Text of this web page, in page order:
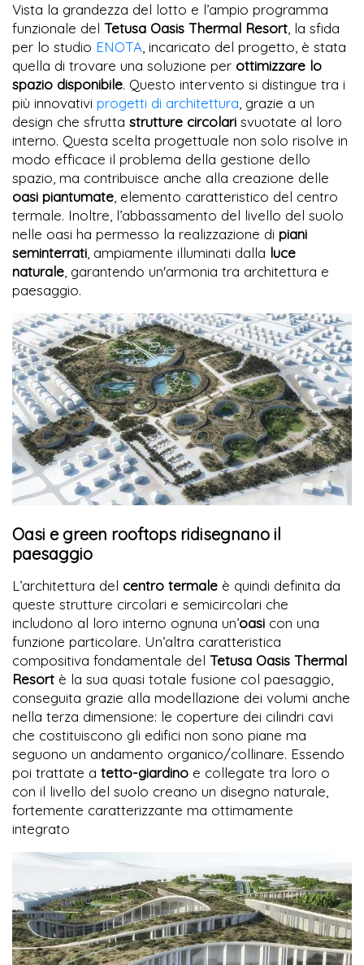
Vista la grandezza del lotto e l’ampio programma
funzionale del Tetusa Oasis Thermal Resort, la sfida
per lo studio ENOTA, incaricato del progetto, è stata
quella di trovare una soluzione per ottimizzare lo
spazio disponibile. Questo intervento si distingue tra i
più innovativi progetti di architettura, grazie a un
design che sfrutta strutture circolari svuotate al loro
interno. Questa scelta progettuale non solo risolve in
modo efficace il problema della gestione dello
spazio, ma contribuisce anche alla creazione delle
oasi piantumate, elemento caratteristico del centro
termale. Inoltre, l’abbassamento del livello del suolo
nelle oasi ha permesso la realizzazione di piani
seminterrati, ampiamente illuminati dalla luce
naturale, garantendo un'armonia tra architettura e
paesaggio.
Oasi e green rooftops ridisegnano il
paesaggio
L’architettura del centro termale è quindi definita da
queste strutture circolari e semicircolari che
includono al loro interno ognuna un’oasi con una
funzione particolare. Un’altra caratteristica
compositiva fondamentale del Tetusa Oasis Thermal
Resort è la sua quasi totale fusione col paesaggio,
conseguita grazie alla modellazione dei volumi anche
nella terza dimensione: le coperture dei cilindri cavi
che costituiscono gli edifici non sono piane ma
seguono un andamento organico/collinare. Essendo
poi trattate a tetto-giardino e collegate tra loro o
con il livello del suolo creano un disegno naturale,
fortemente caratterizzante ma ottimamente
integrato